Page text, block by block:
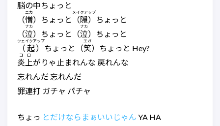
脳の中ちょっと
（憎
ニカ
）ちょっと （隠）
メイクアップ
ちょっと
（泣
ナカ
）ちょっと（泣
ナカ
）ちょっと
（起）
ウェイクアップ
ちょっと（笑
エガ
）ちょっと Hey?
炎上
コロ
がりゃ止まれんな 戻れんな
忘れんだ 忘れんだ
罪連打 ガチャ パチャ
ちょっ とだけならまぁいいじゃん YA HA